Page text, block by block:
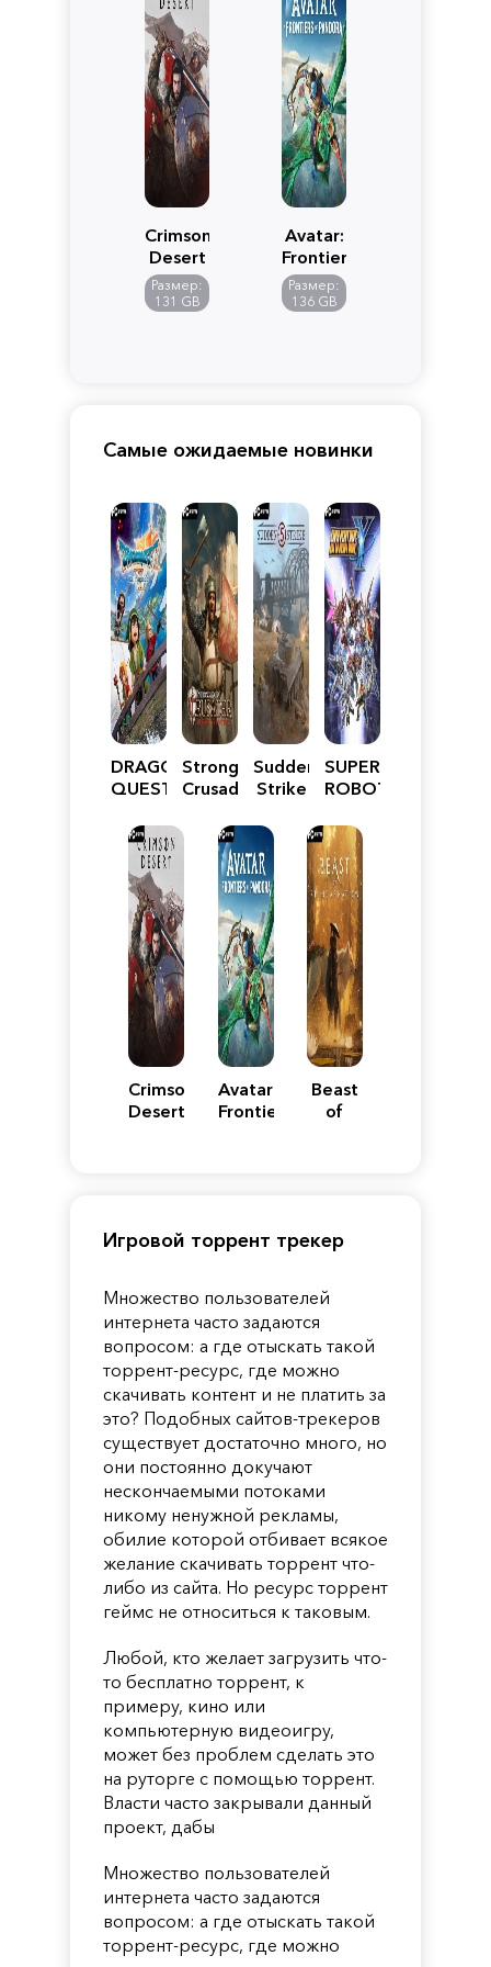
Crimson
Desert
Размер:
131 GB
Avatar:
Frontiers
of
Pandora
Размер:
136 GB
Самые ожидаемые новинки
DRAGON
QUEST
Reimagined
Stronghold
Crusader:
Edition
Sudden
Strike
SUPER
ROBOT
Y
Crimson
Desert
Avatar:
Frontiers
Beast
of
Игровой торрент трекер
Множество пользователей
интернета часто задаются
вопросом: а где отыскать такой
торрент-ресурс, где можно
скачивать контент и не платить за
это? Подобных сайтов-трекеров
существует достаточно много, но
они постоянно докучают
нескончаемыми потоками
никому ненужной рекламы,
обилие которой отбивает всякое
желание скачивать торрент что-
либо из сайта. Но ресурс торрент
геймс не относиться к таковым.
Любой, кто желает загрузить что-
то бесплатно торрент, к
примеру, кино или
компьютерную видеоигру,
может без проблем сделать это
на руторге с помощью торрент.
Власти часто закрывали данный
проект, дабы
Множество пользователей
интернета часто задаются
вопросом: а где отыскать такой
торрент-ресурс, где можно